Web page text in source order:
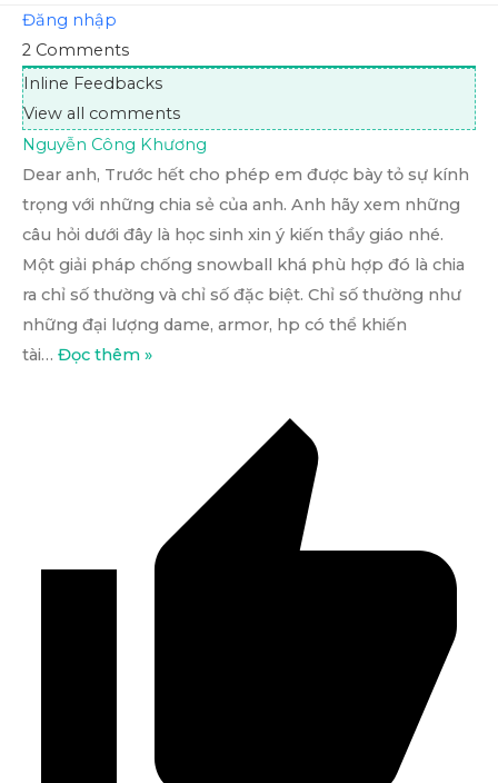
Đăng nhập
2 Comments
Inline Feedbacks
View all comments
Nguyễn Công Khương
Dear anh, Trước hết cho phép em được bày tỏ sự kính
trọng với những chia sẻ của anh. Anh hãy xem những
câu hỏi dưới đây là học sinh xin ý kiến thầy giáo nhé.
Một giải pháp chống snowball khá phù hợp đó là chia
ra chỉ số thường và chỉ số đặc biệt. Chỉ số thường như
những đại lượng dame, armor, hp có thể khiến
tài… Đọc thêm »